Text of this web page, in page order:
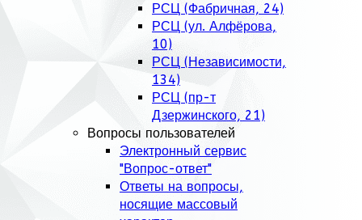
РСЦ (Фабричная, 24)
РСЦ (ул. Алфёрова,
10)
РСЦ (Независимости,
134)
РСЦ (пр-т
Дзержинского, 21)
Вопросы пользователей
Электронный сервис
"Вопрос-ответ"
Ответы на вопросы,
носящие массовый